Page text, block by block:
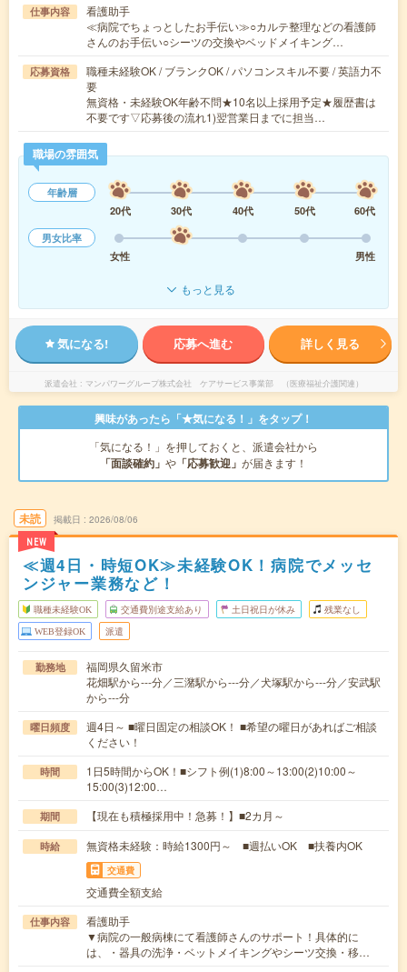
仕事内容
看護助手
≪病院でちょっとしたお手伝い≫○カルテ整理などの看護師
さんのお手伝い○シーツの交換やベッドメイキング…
応募資格
職種未経験OK / ブランクOK / パソコンスキル不要 / 英語力不
要
無資格・未経験OK年齢不問★10名以上採用予定★履歴書は
不要です▽応募後の流れ1)翌営業日までに担当…
職場の雰囲気
年齢層
20代
30代 40代 50代
60代
男女比率
女性
男性
もっと見る
気になる! 応募へ進む 詳しく見る
派遣会社 マンパワーグループ株式会社 ケアサービス事業部 （医療福祉介護関連）
興味があったら「★気になる！」をタップ！
「気になる！」を押しておくと、派遣会社から
「面談確約」 や 「応募歓迎」 が届きます！
未読
NEW
掲載日 2026/08/06
≪週4日・時短OK≫未経験OK！病院でメッセ
ンジャー業務など！
職種未経験OK 交通費別途支給あり 土日祝日が休み 残業なし
WEB登録OK 派遣
勤務地
福岡県久留米市
花畑駅から---分／三潴駅から---分／犬塚駅から---分／安武駅
から---分
曜日頻度
週4日～ ■曜日固定の相談OK！ ■希望の曜日があればご相談
ください！
時間
1日5時間からOK！■シフト例(1)8:00～13:00(2)10:00～
15:00(3)12:00…
期間 【現在も積極採用中！急募！】■2カ月～
時給 無資格未経験：時給1300円～ ■週払いOK ■扶養内OK
交通費
交通費全額支給
仕事内容
看護助手
▼病院の一般病棟にて看護師さんのサポート！具体的に
は、・器具の洗浄・ベットメイキングやシーツ交換・移…